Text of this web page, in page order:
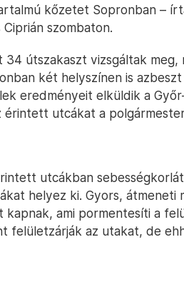
kőzetet Sopronban –
szombaton.
útszakaszt vizsgáltak meg,
két helyszínen is
eredményeit elküldik a
érintett utcákat a
utcákban
helyez ki. Gyors,
kapnak, ami pormentesíti a
felületzárják az utakat, de